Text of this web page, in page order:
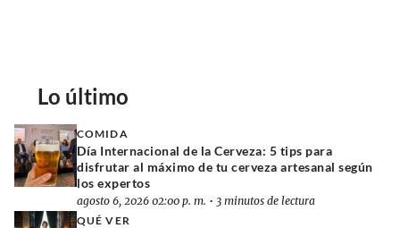
Lo último
COMIDA
Día Internacional de la Cerveza: 5 tips para
disfrutar al máximo de tu cerveza artesanal según
los expertos
agosto 6, 2026 02:00 p. m. • 3 minutos de lectura
QUÉ VER